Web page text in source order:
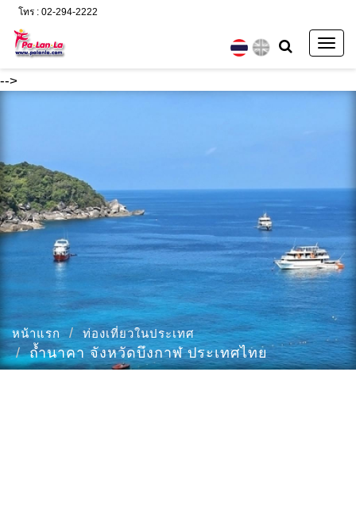
-->
โทร : 02-294-2222
หน้าแรก ท่องเที่ยวในประเทศ
ถ้ำนาคา จังหวัดบึงกาฬ ประเทศไทย